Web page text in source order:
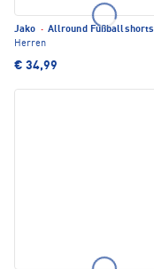
Jako · Allround Fußballshorts
Herren
€ 34,99